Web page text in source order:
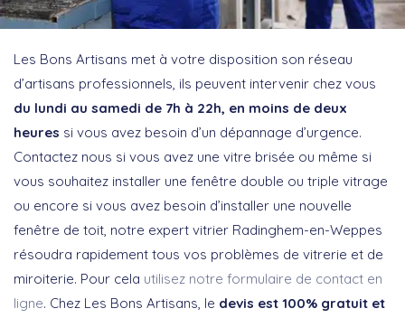
Les Bons Artisans met à votre disposition son réseau
d’artisans professionnels, ils peuvent intervenir chez vous
du lundi au samedi de 7h à 22h, en moins de deux
heures si vous avez besoin d’un dépannage d’urgence.
Contactez nous si vous avez une vitre brisée ou même si
vous souhaitez installer une fenêtre double ou triple vitrage
ou encore si vous avez besoin d’installer une nouvelle
fenêtre de toit, notre expert vitrier Radinghem-en-Weppes
résoudra rapidement tous vos problèmes de vitrerie et de
miroiterie. Pour cela utilisez notre formulaire de contact en
ligne. Chez Les Bons Artisans, le devis est 100% gratuit et